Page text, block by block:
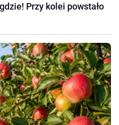
Przy kolei powstało